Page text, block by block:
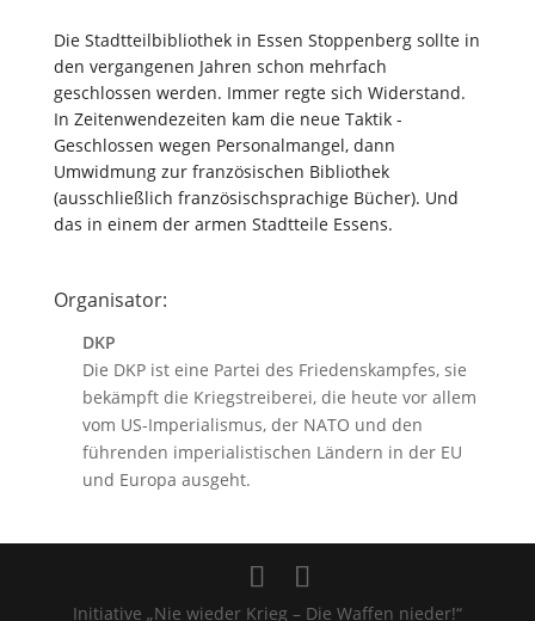
Die Stadtteilbibliothek in Essen Stoppenberg sollte in
den vergangenen Jahren schon mehrfach
geschlossen werden. Immer regte sich Widerstand.
In Zeitenwendezeiten kam die neue Taktik -
Geschlossen wegen Personalmangel, dann
Umwidmung zur französischen Bibliothek
(ausschließlich französischsprachige Bücher). Und
das in einem der armen Stadtteile Essens.
Organisator:
DKP
Die DKP ist eine Partei des Friedenskampfes, sie
bekämpft die Kriegstreiberei, die heute vor allem
vom US-Imperialismus, der NATO und den
führenden imperialistischen Ländern in der EU
und Europa ausgeht.
Initiative „Nie wieder Krieg – Die Waffen nieder!“